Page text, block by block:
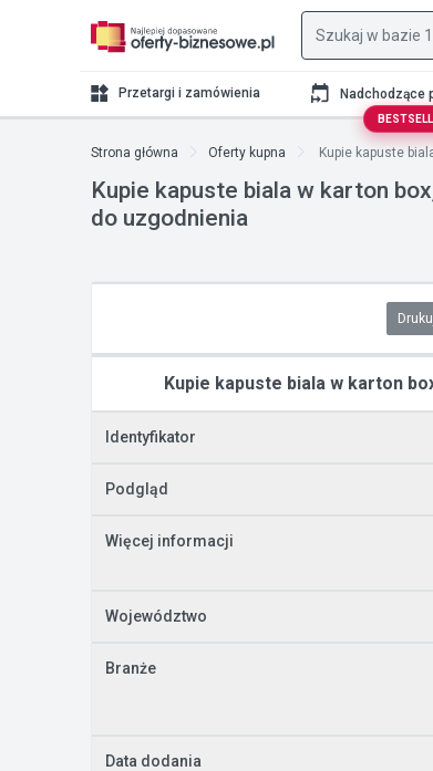
Przetargi i zamówienia Nadchodzące
Strona główna Oferty kupna Kupie kapuste
Kupie kapuste biala w karton
do uzgodnienia
Kupie kapuste biala w karton
Identyfikator
Podgląd
Więcej informacji
Województwo
Branże
Data dodania